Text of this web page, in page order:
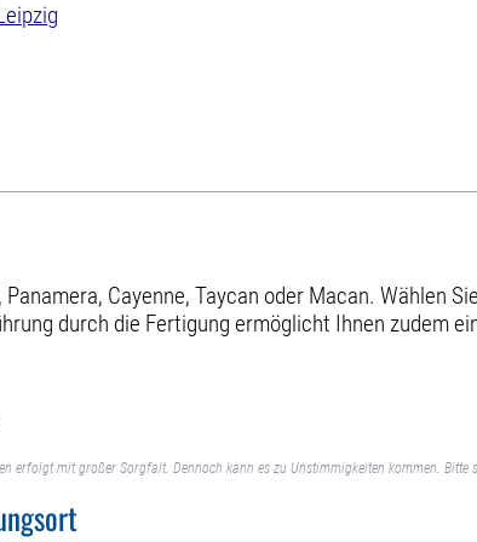
Panamera, Cayenne, Taycan oder Macan. Wählen
durch die Fertigung ermöglicht Ihnen zudem
erfolgt mit großer Sorgfalt. Dennoch kann es zu Unstimmigkeiten kommen.